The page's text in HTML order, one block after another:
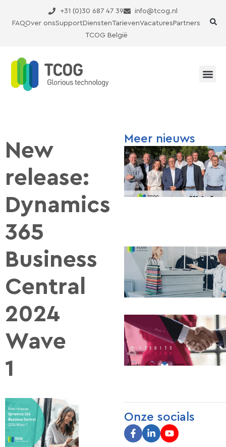
+31 (0)30 687 47 39
info@tcog.nl
FAQOver onsSupportDienstenTarievenVacatures Partners
TCOG België
New
release:
Dynamics
365
Business
Central
2024
Wave
1
Meer nieuws
Onze socials